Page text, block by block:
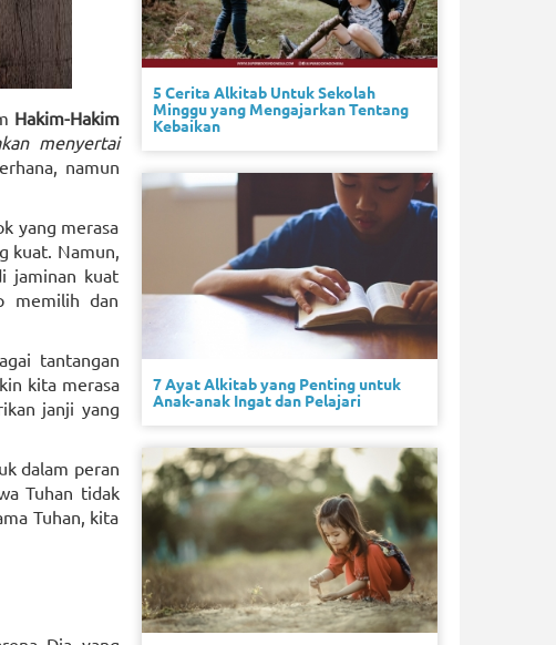
Hakim-Hakim
menyertai
namun
yang merasa
kuat. Namun,
jaminan kuat
memilih dan
tantangan
kita merasa
janji yang
dalam peran
Tuhan tidak
Tuhan, kita
5 Cerita Alkitab Untuk Sekolah
Minggu yang Mengajarkan Tentang
Kebaikan
7 Ayat Alkitab yang Penting untuk
Anak-anak Ingat dan Pelajari